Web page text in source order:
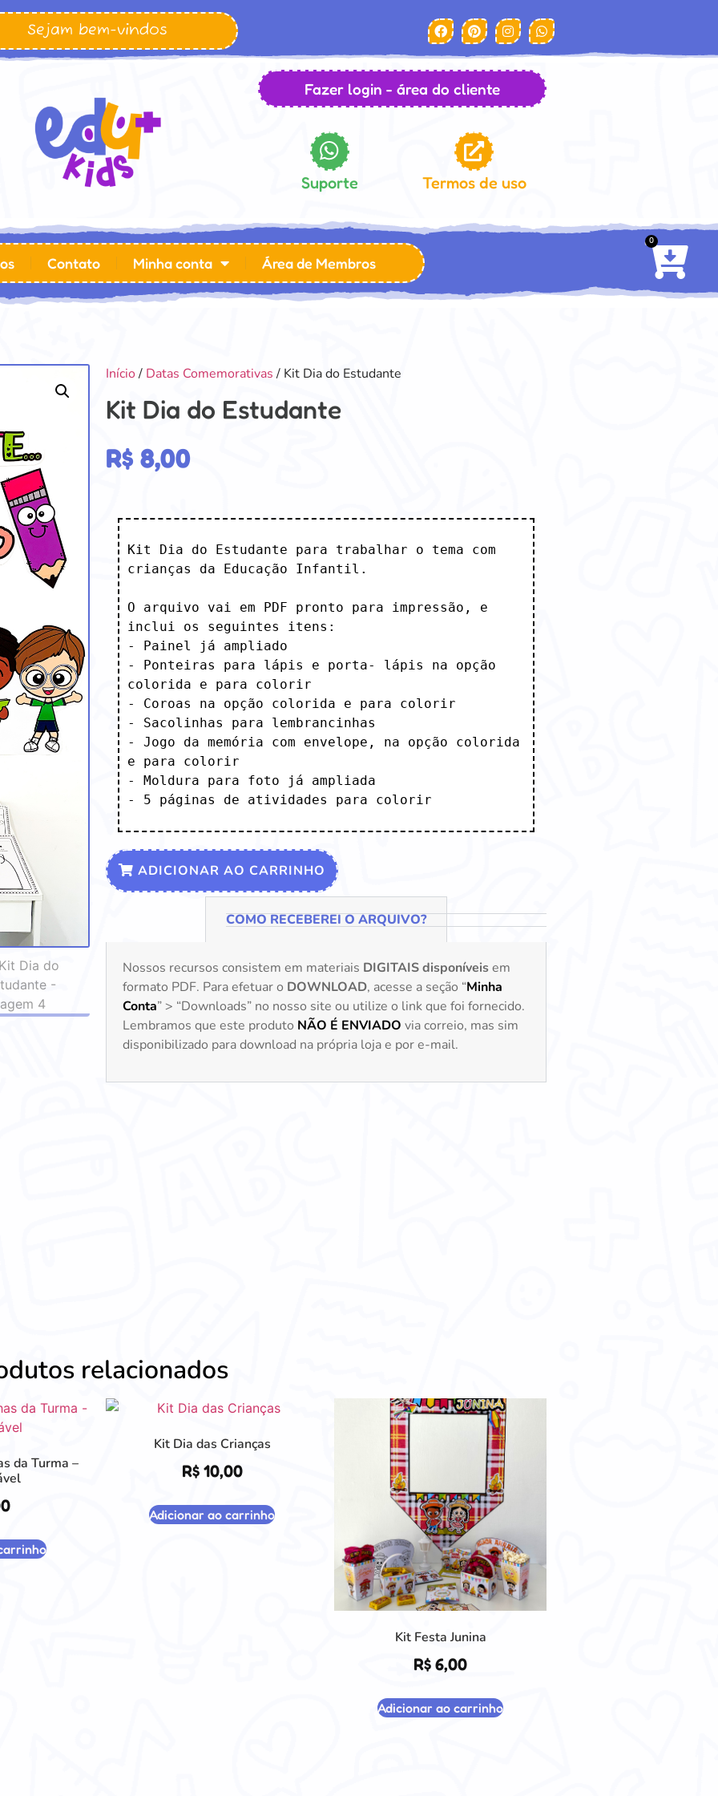
Sejam bem-vindos
Fazer login - área do cliente
Suporte Termos de uso
Contato Minha conta Área de Membros
0
Início/ Datas Comemorativas / Kit Dia do Estudante
Kit Dia do Estudante
R$ 8,00
Kit Dia do Estudante para trabalhar o tema com
crianças da Educação Infantil.
O arquivo vai em PDF pronto para impressão, e
inclui os seguintes itens:
- Painel já ampliado
- Ponteiras para lápis e porta- lápis na opção
colorida e para colorir
- Coroas na opção colorida e para colorir
- Sacolinhas para lembrancinhas
- Jogo da memória com envelope, na opção colorida
e para colorir
- Moldura para foto já ampliada
- 5 páginas de atividades para colorir
ADICIONAR AO CARRINHO
COMO RECEBEREI O ARQUIVO?
Nossos recursos consistem em materiais DIGITAIS disponíveisem
formato PDF. Para efetuar o DOWNLOAD, acesse a seção “Minha
Conta” > “Downloads” no nosso site ou utilize o link que foi fornecido.
Lembramos que este produto NÃO É ENVIADO via correio, mas sim
disponibilizado para download na própria loja e por e-mail.
relacionados
da Turma –
Kit Dia das Crianças
R$10,00
Adicionar ao carrinho
Kit Festa Junina
R$ 6,00
Adicionar ao carrinho